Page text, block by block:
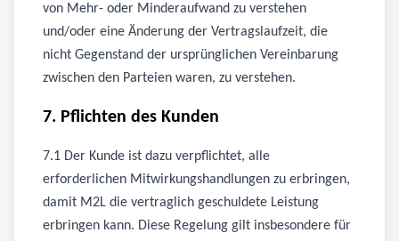
von Mehr- oder Minderaufwand zu verstehen
und/oder eine Änderung der Vertragslaufzeit, die
nicht Gegenstand der ursprünglichen Vereinbarung
zwischen den Parteien waren, zu verstehen.
7. Pflichten des Kunden
7.1 Der Kunde ist dazu verpflichtet, alle
erforderlichen Mitwirkungshandlungen zu erbringen,
damit M2L die vertraglich geschuldete Leistung
erbringen kann. Diese Regelung gilt insbesondere für